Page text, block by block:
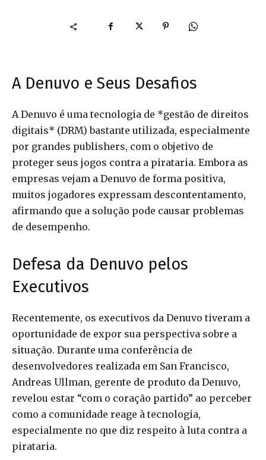
A Denuvo e Seus Desafios
A Denuvo é uma tecnologia de *gestão de direitos
digitais* (DRM) bastante utilizada, especialmente
por grandes publishers, com o objetivo de
proteger seus jogos contra a pirataria. Embora as
empresas vejam a Denuvo de forma positiva,
muitos jogadores expressam descontentamento,
afirmando que a solução pode causar problemas
de desempenho.
Defesa da Denuvo pelos
Executivos
Recentemente, os executivos da Denuvo tiveram a
oportunidade de expor sua perspectiva sobre a
situação. Durante uma conferência de
desenvolvedores realizada em San Francisco,
Andreas Ullman, gerente de produto da Denuvo,
revelou estar “com o coração partido” ao perceber
como a comunidade reage à tecnologia,
especialmente no que diz respeito à luta contra a
pirataria.